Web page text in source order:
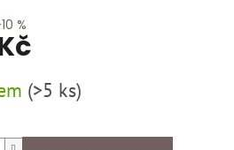
%
(>5 ks)